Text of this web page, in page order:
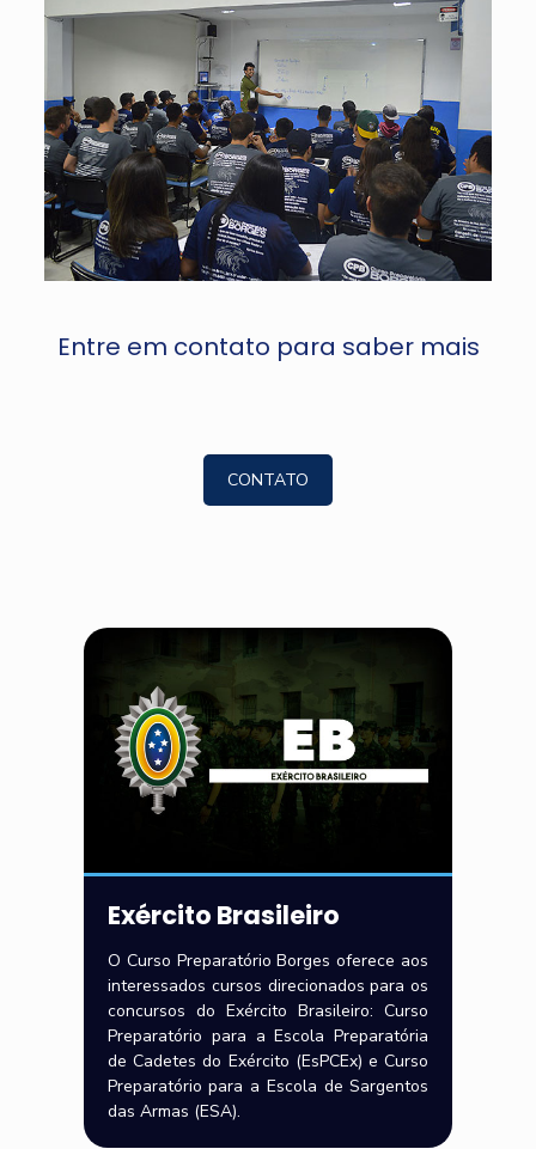
Entre em contato para saber mais
CONTATO
Exército Brasileiro
O Curso Preparatório Borges oferece aos
interessados cursos direcionados para os
concursos do Exército Brasileiro: Curso
Preparatório para a Escola Preparatória
de Cadetes do Exército (EsPCEx) e Curso
Preparatório para a Escola de Sargentos
das Armas (ESA).